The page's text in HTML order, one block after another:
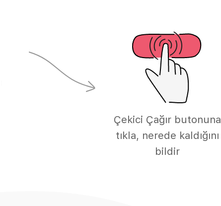
Çekici Çağır butonuna
tıkla, nerede kaldığını
bildir